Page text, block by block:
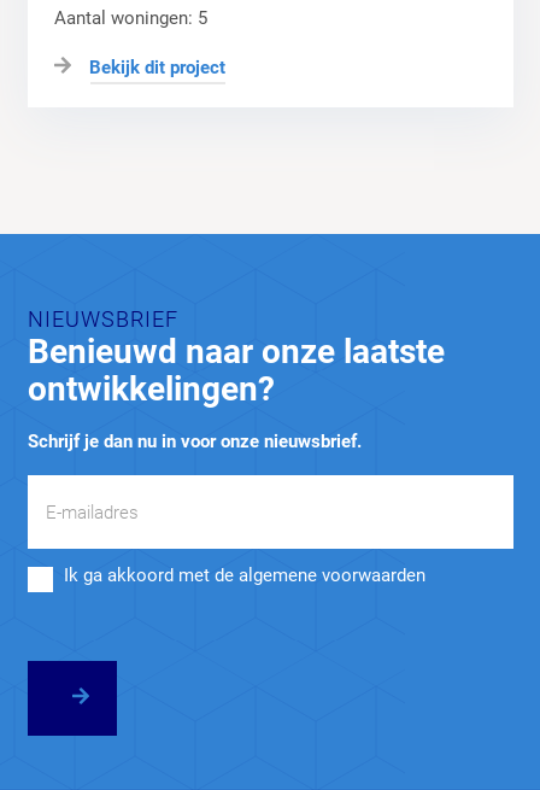
Aantal woningen: 5
Bekijk dit project
NIEUWSBRIEF
Benieuwd naar onze laatste
ontwikkelingen?
Schrijf je dan nu in voor onze nieuwsbrief.
Ik ga akkoord met de algemene voorwaarden